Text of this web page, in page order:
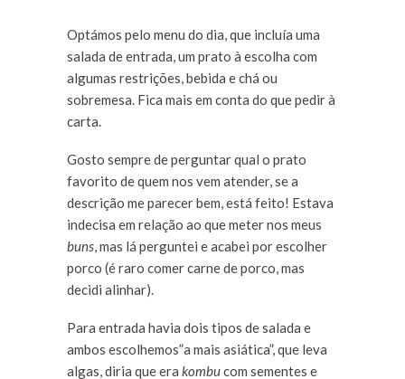
Optámos pelo menu do dia, que incluía uma
salada de entrada, um prato à escolha com
algumas restrições, bebida e chá ou
sobremesa. Fica mais em conta do que pedir à
carta.
Gosto sempre de perguntar qual o prato
favorito de quem nos vem atender, se a
descrição me parecer bem, está feito! Estava
indecisa em relação ao que meter nos meus
buns, mas lá perguntei e acabei por escolher
porco (é raro comer carne de porco, mas
decidi alinhar).
Para entrada havia dois tipos de salada e
ambos escolhemos”a mais asiática”, que leva
algas, diria que era kombucom sementes e